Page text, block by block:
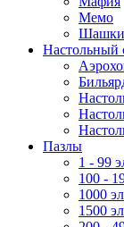
Мемо
Шашки
Настольный
Пазлы
1 - 99
100 -
1000
1500